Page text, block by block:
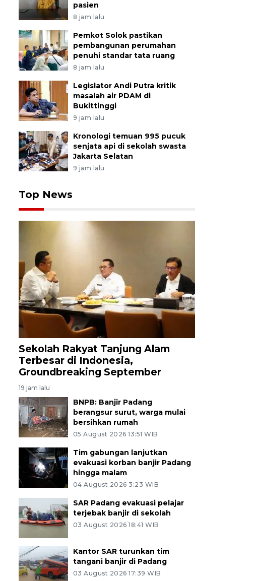
pasien
8 jam lalu
Pemkot Solok pastikan
pembangunan perumahan
penuhi standar tata ruang
8 jam lalu
Legislator Andi Putra kritik
masalah air PDAM di
Bukittinggi
9 jam lalu
Kronologi temuan 995 pucuk
senjata api di sekolah swasta
Jakarta Selatan
9 jam lalu
Top News
Sekolah Rakyat Tanjung Alam
Terbesar di Indonesia,
Groundbreaking September
19 jam lalu
BNPB: Banjir Padang
berangsur surut, warga mulai
bersihkan rumah
05 August 2026 13:51 WIB
Tim gabungan lanjutkan
evakuasi korban banjir Padang
hingga malam
04 August 2026 3:23 WIB
SAR Padang evakuasi pelajar
terjebak banjir di sekolah
03 August 2026 18:41 WIB
Kantor SAR turunkan tim
tangani banjir di Padang
03 August 2026 17:39 WIB